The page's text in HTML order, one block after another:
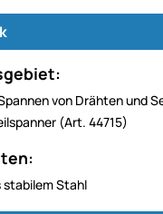
von Drähten und
(Art. 44715)
stabilem Stahl